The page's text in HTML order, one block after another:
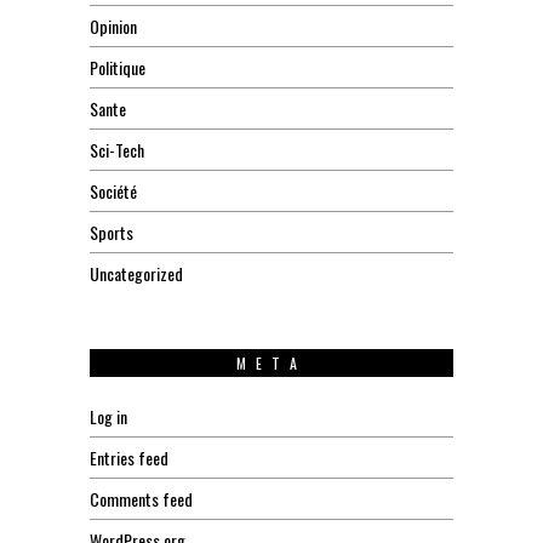
Opinion
Politique
Sante
Sci-Tech
Société
Sports
Uncategorized
META
Log in
Entries feed
Comments feed